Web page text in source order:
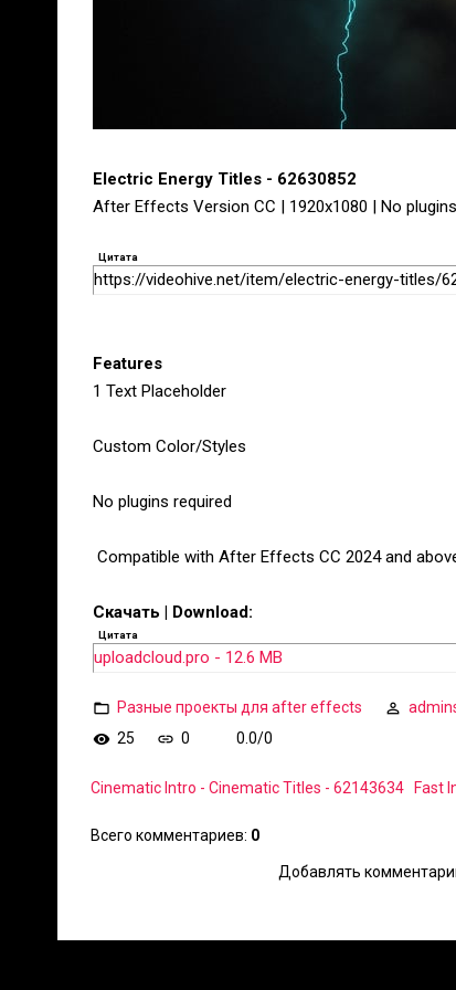
Electric Energy Titles - 62630852
After Effects Version CC | 1920x1080 | No
Цитата
https://videohive.net/item/electric-energy-titles/
Features
1 Text Placeholder
Custom Color/Styles
No plugins required
Compatible with After Effects CC 2024 and
Скачать | Download:
Цитата
uploadcloud.pro - 12.6 MB
Разные проекты для after effects
25
0 0.0/0
Cinematic Intro - Cinematic Titles - 62143634 Fast
Всего комментариев: 0
Добавлять